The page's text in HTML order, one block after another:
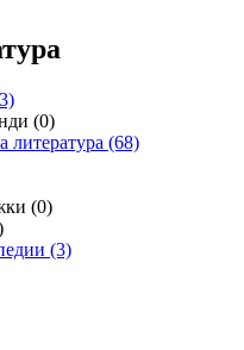
(0)
литература (68)
(0)
(3)